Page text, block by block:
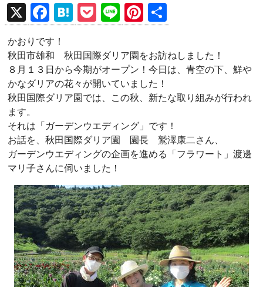
X
F
a
ce
b
o
o
k
H
at
e
n
a
P
o
ck
et
Li
n
e
Pi
nt
er
es
t
有
かおりです！
秋田市雄和 秋田国際ダリア園をお訪ねしました！
８月１３日から今期がオープン！今日は、青空の下、鮮や
かなダリアの花々が開いていました！
秋田国際ダリア園では、この秋、新たな取り組みが行われ
ます。
それは「ガーデンウエディング」です！
お話を、秋田国際ダリア園 園長 鷲澤康二さん、
ガーデンウエディングの企画を進める「フラワート」渡邊
マリ子さんに伺いました！